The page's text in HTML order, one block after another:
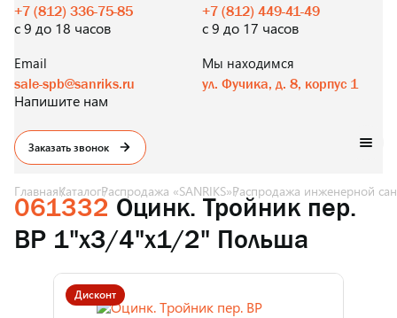
+7 (812) 336-75-85
с 9 до 18 часов
+7 (812) 449-41-49
с 9 до 17 часов
Email
sale-spb@sanriks.ru
Напишите нам
Мы находимся
ул. Фучика, д. 8, корпус 1
Заказать звонок
ГлавнаяКаталогРаспродажа «SANRIKS»Распродажа инженерной
061332 Оцинк. Тройник пер.
ВР 1"х3/4"х1/2" Польша
Дисконт